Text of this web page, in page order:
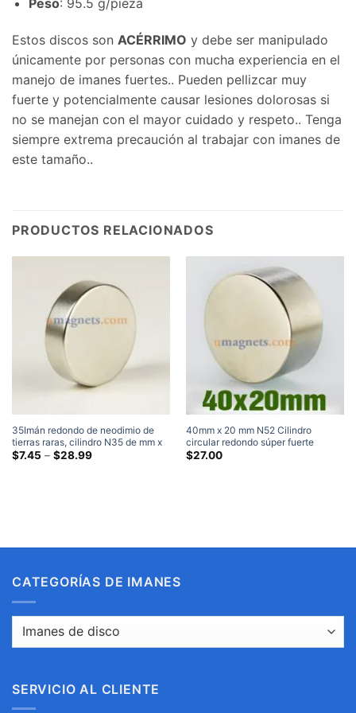
Peso: 95.5 g/pieza
Estos discos son ACÉRRIMO y debe ser manipulado
únicamente por personas con mucha experiencia en el
manejo de imanes fuertes.. Pueden pellizcar muy
fuerte y potencialmente causar lesiones dolorosas si
no se manejan con el mayor cuidado y respeto.. Tenga
siempre extrema precaución al trabajar con imanes de
este tamaño..
PRODUCTOS RELACIONADOS
35Imán redondo de neodimio de
tierras raras, cilindro N35 de mm x
10mm, niquelado, imanes circulares
$7.45 – $28.99Gama
40mm x 20 mm N52 Cilindro
circular redondo súper fuerte
Imanes de neodimio de tierras raras
$27.00
CATEGORÍAS DE IMANES
SERVICIO AL CLIENTE